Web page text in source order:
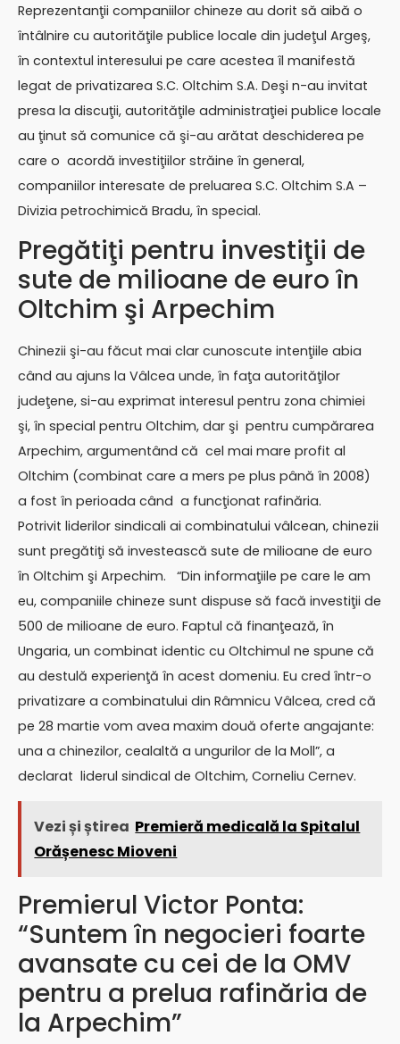
Reprezentanţii companiilor chineze au dorit să aibă o
întâlnire cu autorităţile publice locale din judeţul Argeş,
în contextul interesului pe care acestea îl manifestă
legat de privatizarea S.C. Oltchim S.A. Deşi n-au invitat
presa la discuţii, autorităţile administraţiei publice locale
au ţinut să comunice că şi-au arătat deschiderea pe
care o acordă investiţiilor străine în general,
companiilor interesate de preluarea S.C. Oltchim S.A –
Divizia petrochimică Bradu, în special.
Pregătiţi pentru investiţii de
sute de milioane de euro în
Oltchim şi Arpechim
Chinezii şi-au făcut mai clar cunoscute intenţiile abia
când au ajuns la Vâlcea unde, în faţa autorităţilor
judeţene, si-au exprimat interesul pentru zona chimiei
şi, în special pentru Oltchim, dar şi pentru cumpărarea
Arpechim, argumentând că cel mai mare profit al
Oltchim (combinat care a mers pe plus până în 2008)
a fost în perioada când a funcţionat rafinăria.
Potrivit liderilor sindicali ai combinatului vâlcean, chinezii
sunt pregătiţi să investească sute de milioane de euro
în Oltchim şi Arpechim. “Din informaţiile pe care le am
eu, companiile chineze sunt dispuse să facă investiţii de
500 de milioane de euro. Faptul că finanţează, în
Ungaria, un combinat identic cu Oltchimul ne spune că
au destulă experienţă în acest domeniu. Eu cred într-o
privatizare a combinatului din Râmnicu Vâlcea, cred că
pe 28 martie vom avea maxim două oferte angajante:
una a chinezilor, cealaltă a ungurilor de la Moll”, a
declarat liderul sindical de Oltchim, Corneliu Cernev.
Vezi și știrea Premieră medicală la Spitalul
Orășenesc Mioveni
Premierul Victor Ponta:
“Suntem în negocieri foarte
avansate cu cei de la OMV
pentru a prelua rafinăria de
la Arpechim”